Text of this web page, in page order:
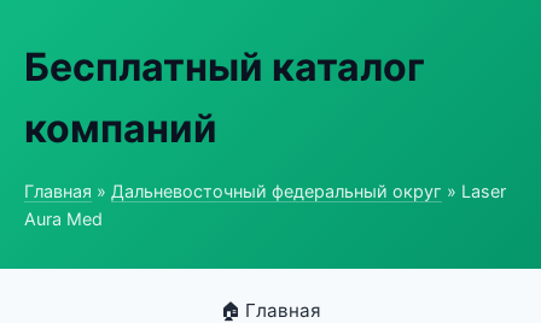
Бесплатный каталог
компаний
Главная » Дальневосточный федеральный округ » Laser
Aura Med
🏠 Главная